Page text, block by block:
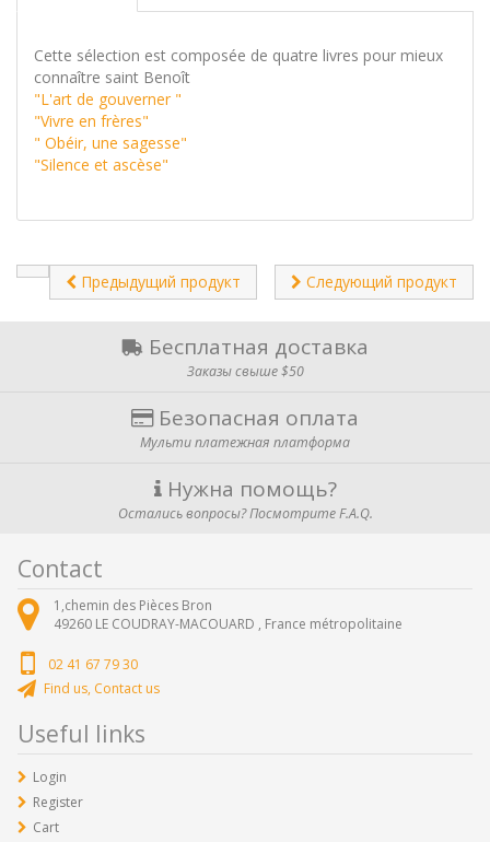
Cette sélection est composée de quatre livres pour mieux
connaître saint Benoît
"L'art de gouverner "
"Vivre en frères"
" Obéir, une sagesse"
"Silence et ascèse"
Предыдущий продукт Следующий продукт
Бесплатная доставка
Заказы свыше $50
Безопасная оплата
Мульти платежная платформа
Нужна помощь?
Остались вопросы? Посмотрите F.A.Q.
Contact
1,chemin des Pièces Bron
49260 LE COUDRAY-MACOUARD , France métropolitaine
02 41 67 79 30
Find us, Contact us
Useful links
Login
Register
Cart